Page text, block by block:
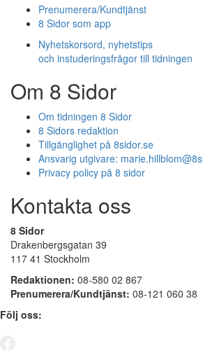
Prenumerera/Kundtjänst
8 Sidor som app
Nyhetskorsord, nyhetstips
och instuderingsfrågor till tidningen
Om 8 Sidor
Om tidningen 8 Sidor
8 Sidors redaktion
Tillgänglighet på 8sidor.se
Ansvarig utgivare:
Privacy policy på 8 sidor
Kontakta oss
8 Sidor
Drakenbergsgatan 39
117 41 Stockholm
Redaktionen: 08-580 02 867
Prenumerera/Kundtjänst: 08-121 060 38
Följ oss: